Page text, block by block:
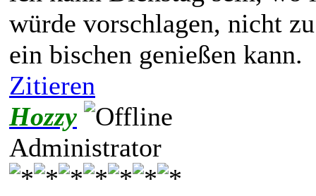
würde vorschlagen, nicht
ein bischen genießen kann.
Zitieren
Hozzy
Administrator